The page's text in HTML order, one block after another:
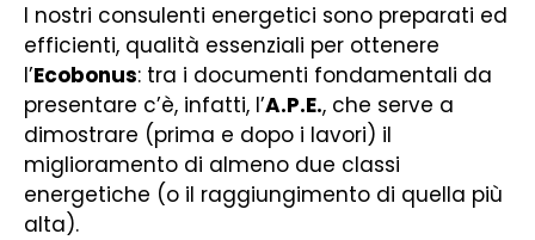
I nostri consulenti energetici sono preparati ed
efficienti, qualità essenziali per ottenere
l’Ecobonus: tra i documenti fondamentali da
presentare c’è, infatti, l’A.P.E., che serve a
dimostrare (prima e dopo i lavori) il
miglioramento di almeno due classi
energetiche (o il raggiungimento di quella più
alta).